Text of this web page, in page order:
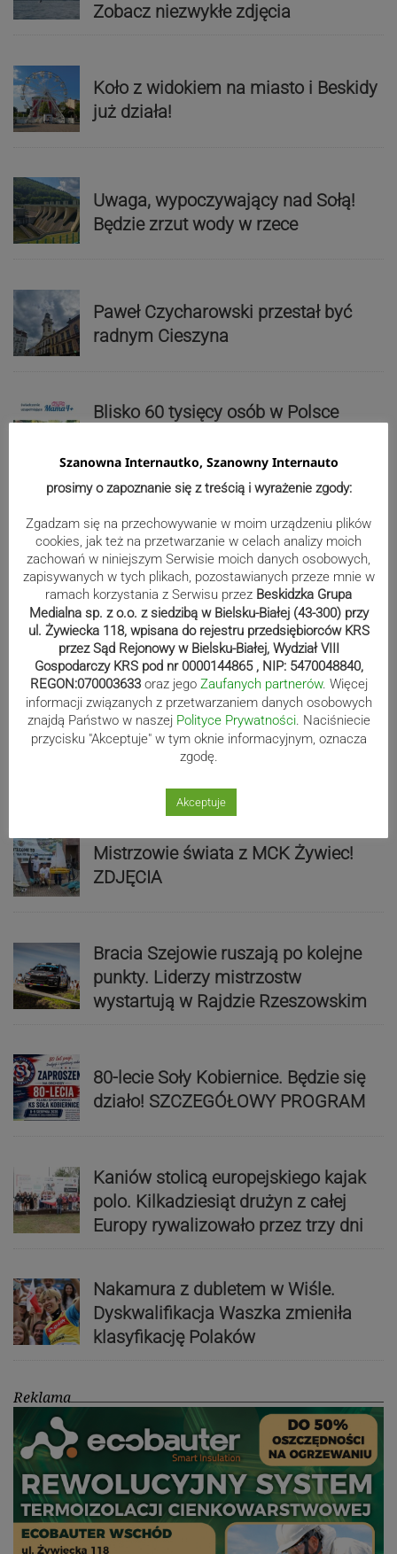
Zobacz niezwykłe zdjęcia
Koło z widokiem na miasto i Beskidy
już działa!
Uwaga, wypoczywający nad Sołą!
Będzie zrzut wody w rzece
Paweł Czycharowski przestał być
radnym Cieszyna
Blisko 60 tysięcy osób w Polsce
Najwięcej w województwie śląskim
Reklama
Mistrzowie świata z MCK Żywiec!
ZDJĘCIA
Bracia Szejowie ruszają po kolejne
punkty. Liderzy mistrzostw
wystartują w Rajdzie Rzeszowskim
80-lecie Soły Kobiernice. Będzie się
działo! SZCZEGÓŁOWY PROGRAM
Kaniów stolicą europejskiego kajak
polo. Kilkadziesiąt drużyn z całej
Europy rywalizowało przez trzy dni
Nakamura z dubletem w Wiśle.
Dyskwalifikacja Waszka zmieniła
klasyfikację Polaków
Reklama
Szanowna Internautko, Szanowny Internauto
prosimy o zapoznanie się z treścią i wyrażenie zgody:
Zgadzam się na przechowywanie w moim urządzeniu plików
cookies, jak też na przetwarzanie w celach analizy moich
zachowań w niniejszym Serwisie moich danych osobowych,
zapisywanych w tych plikach, pozostawianych przeze mnie w
ramach korzystania z Serwisu przez Beskidzka Grupa
Medialna sp. z o.o. z siedzibą w Bielsku-Białej (43-300) przy
ul. Żywiecka 118, wpisana do rejestru przedsiębiorców KRS
przez Sąd Rejonowy w Bielsku-Białej, Wydział VIII
Gospodarczy KRS pod nr 0000144865 , NIP: 5470048840,
REGON:070003633 oraz jego Zaufanych partnerów. Więcej
informacji związanych z przetwarzaniem danych osobowych
znajdą Państwo w naszej Polityce Prywatności. Naciśniecie
przycisku "Akceptuje" w tym oknie informacyjnym, oznacza
zgodę.
Akceptuje